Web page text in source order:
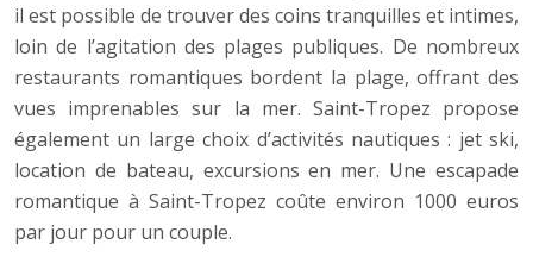
il est possible de trouver des coins tranquilles et intimes,
loin de l’agitation des plages publiques. De nombreux
restaurants romantiques bordent la plage, offrant des
vues imprenables sur la mer. Saint-Tropez propose
également un large choix d’activités nautiques : jet ski,
location de bateau, excursions en mer. Une escapade
romantique à Saint-Tropez coûte environ 1000 euros
par jour pour un couple.